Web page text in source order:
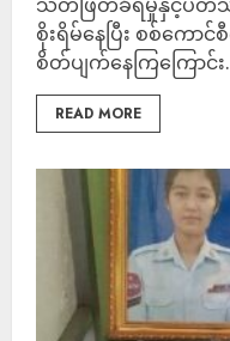
စိုးရိမ်နေပြီး စစ်ကေ
စိတ်ပျက်နေကြကြောင်း
READ MORE